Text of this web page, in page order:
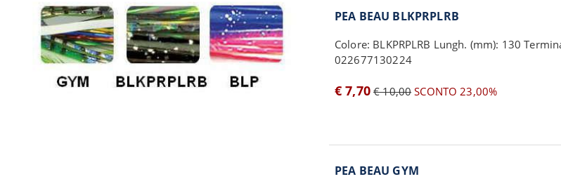
PEA BEAU BLKPRPLRB
Colore: BLKPRPLRB Lungh. (mm): 130
022677130224
€ 7,70 € 10,00SCONTO 23,00%
PEA BEAU GYM